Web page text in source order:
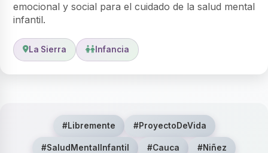
emocional y social para el cuidado de la salud mental
infantil.
La Sierra Infancia
#Libremente #ProyectoDeVida
#SaludMentalInfantil #Cauca #Niñez